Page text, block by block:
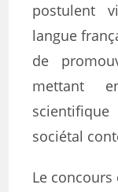
postulent
langue
de
mettant
sociétal
Le